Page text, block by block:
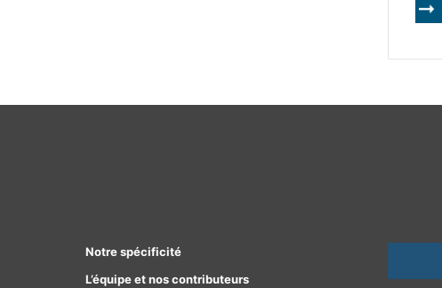
Notre spécificité
L’équipe et nos contributeurs